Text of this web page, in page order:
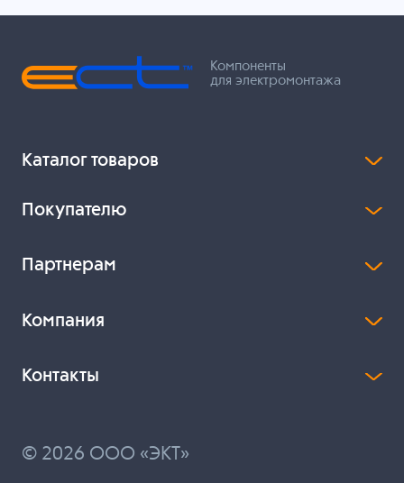
Компоненты
для электромонтажа
Каталог товаров
Покупателю
Партнерам
Компания
Контакты
© 2026 ООО «ЭКТ»